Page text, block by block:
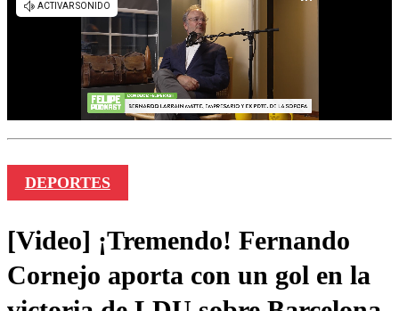
DEPORTES
[Video] ¡Tremendo! Fernando
Cornejo aporta con un gol en la